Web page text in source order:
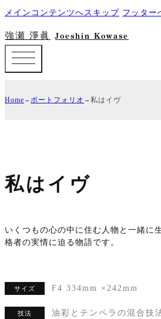
メインコンテンツへスキップ フッター
強瀬 淨眞 Joeshin Kowase
Home ポートフォリオ 私はイヴ
私はイヴ
いくつもの心の中に住む人物と一緒に
格者の実情に迫る物語です。
サイズ F4 334mm ×242mm
技法 油彩とテンペラの混合技